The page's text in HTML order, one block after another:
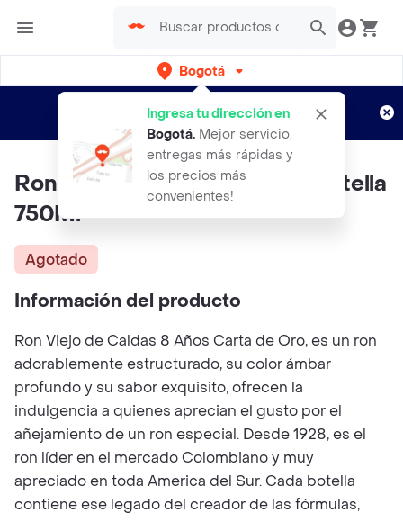
Bogotá
Ingresa tu dirección en
Bogotá. Mejor servicio,
entregas más rápidas y
los precios más
convenientes!
envíos gratis por semanas
Aplican TyC
Ron Viejo De Caldas 8 Anos Botella
750Ml
Agotado
Información del producto
Ron Viejo de Caldas 8 Años Carta de Oro, es un ron
adorablemente estructurado, su color ámbar
profundo y su sabor exquisito, ofrecen la
indulgencia a quienes aprecian el gusto por el
añejamiento de un ron especial. Desde 1928, es el
ron líder en el mercado Colombiano y muy
apreciado en toda America del Sur. Cada botella
contiene ese legado del creador de las fórmulas,